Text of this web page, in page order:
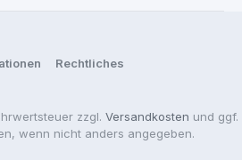
Rechtliches
zzgl. Versandkosten und ggf.
wenn nicht anders angegeben.